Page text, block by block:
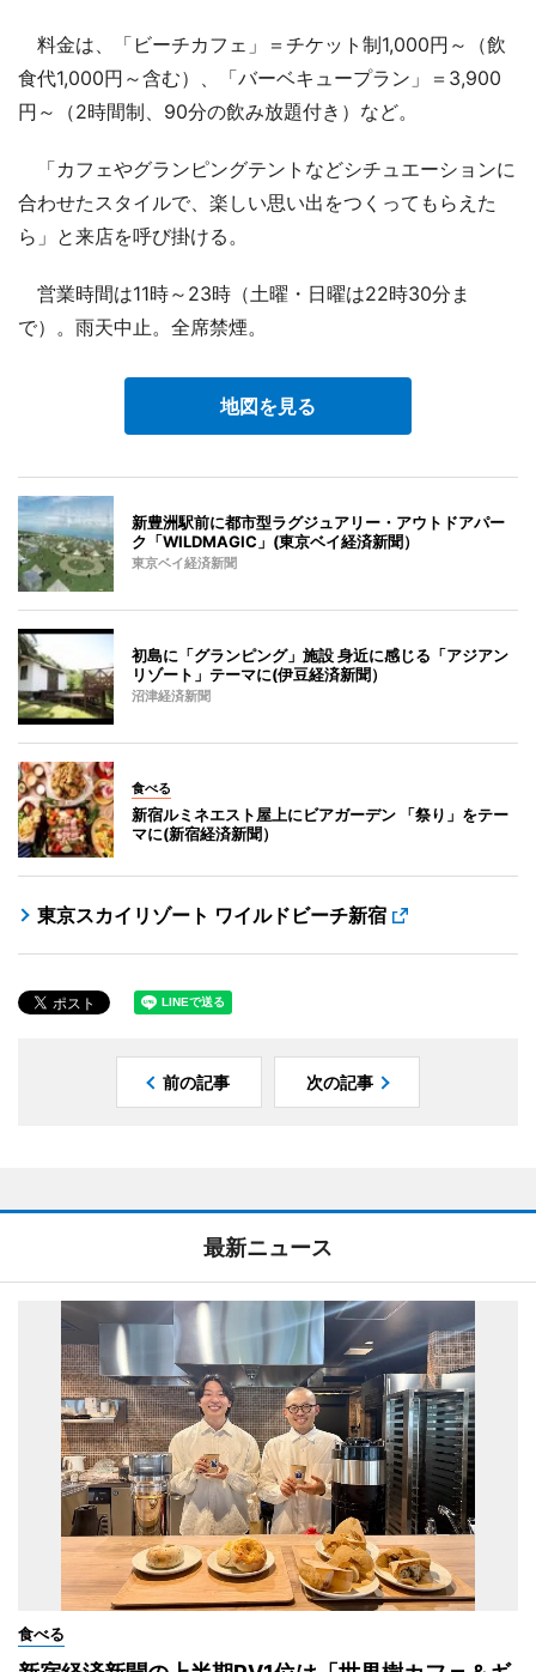
料金は、「ビーチカフェ」＝チケット制1,000円～（飲
食代1,000円～含む）、「バーベキュープラン」＝3,900
円～（2時間制、90分の飲み放題付き）など。
「カフェやグランピングテントなどシチュエーションに
合わせたスタイルで、楽しい思い出をつくってもらえた
ら」と来店を呼び掛ける。
営業時間は11時～23時（土曜・日曜は22時30分ま
で）。雨天中止。全席禁煙。
地図を見る
新豊洲駅前に都市型ラグジュアリー・アウトドアパー
ク「WILDMAGIC」(東京ベイ経済新聞）
東京ベイ経済新聞
初島に「グランピング」施設 身近に感じる「アジアン
リゾート」テーマに(伊豆経済新聞）
沼津経済新聞
食べる
新宿ルミネエスト屋上にビアガーデン 「祭り」をテー
マに(新宿経済新聞）
東京スカイリゾート ワイルドビーチ新宿
前の記事 次の記事
最新ニュース
食べる